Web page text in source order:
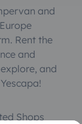
and
Rent the
and
and
Shops